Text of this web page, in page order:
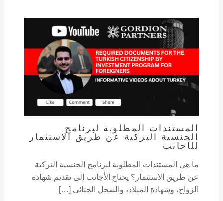
المستندات المطلوبة لبرنامج
الجنسية التركية عن طريق الاستثمار
للأجانب
ما هي المستندات المطلوبة لبرنامج الجنسية التركية
عن طريق الاستثمار؟ يحتاج الأجانب إلى تقديم شهادة
الزواج، وشهادة الميلاد، والسجل الجنائي […]